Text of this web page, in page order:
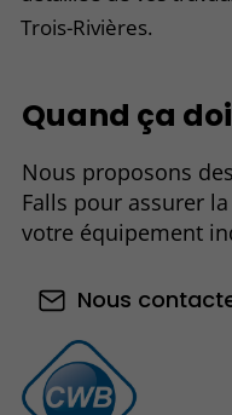
Trois-Rivières.
Quand ça
Nous proposons
Falls pour assurer
votre équipement
Nous